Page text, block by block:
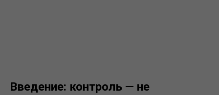
Введение: контроль — не